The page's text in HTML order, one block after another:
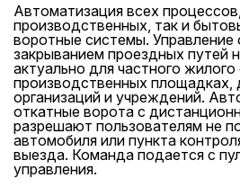
Ворота покрашены краской
Опорный столб 80х80х3 мм
Приемный столб 80х80х3 мм
Электропривод R-TEHX 1000
сигнальная лампа 2 пульта
Калитка
Калитка изготовлена из
мм,
Автоматизация всех
производственных, так и
воротные системы. Управление
закрыванием проездных путей
актуально для частного жилого
производственных площадках,
организаций и учреждений.
откатные ворота с
разрешают пользователям не
автомобиля или пункта
выезда. Команда подается с
управления.